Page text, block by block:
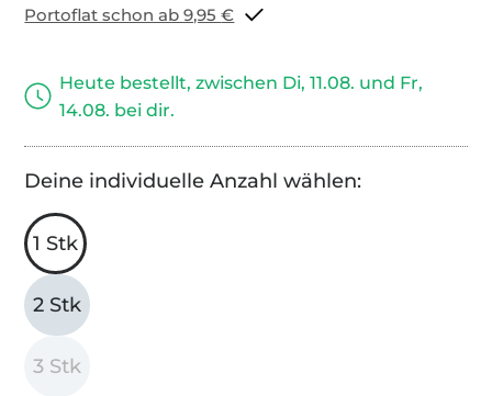
Portoflat schon ab 9,95 €
Heute bestellt, zwischen Di, 11.08. und Fr,
14.08. bei dir.
Deine individuelle Anzahl wählen:
1 Stk
2 Stk
3 Stk